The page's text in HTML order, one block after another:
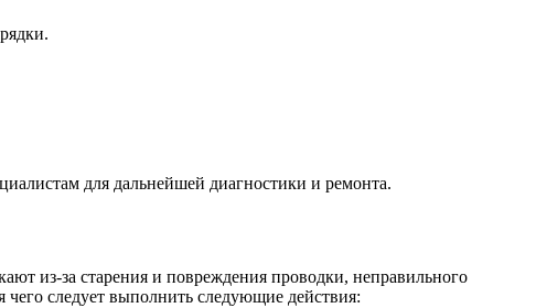
для дальнейшей диагностики и ремонта.
из-за старения и повреждения проводки, неправильного
следует выполнить следующие действия: